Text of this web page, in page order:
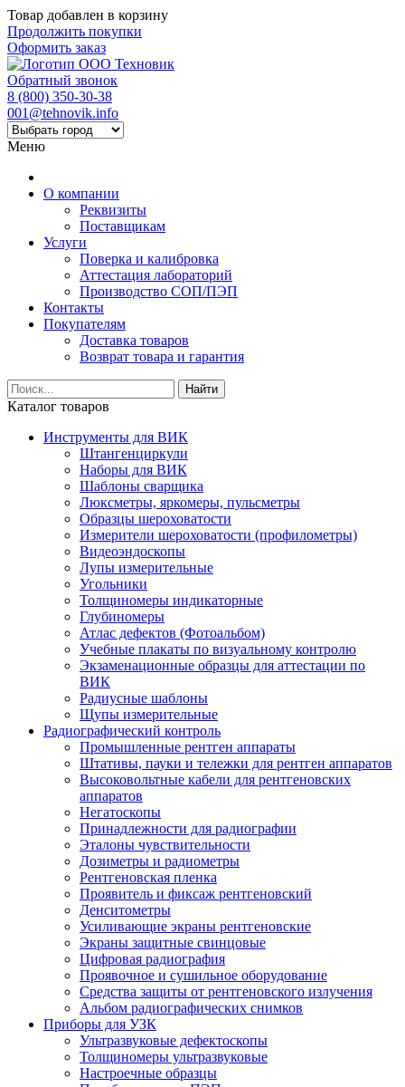
Товар добавлен в корзину
Продолжить покупки
Оформить заказ
Обратный звонок
8 (800) 350-30-38
001@tehnovik.info
Меню
О компании
Реквизиты
Поставщикам
Услуги
Поверка и калибровка
Аттестация лабораторий
Производство СОП/ПЭП
Контакты
Покупателям
Доставка товаров
Возврат товара и гарантия
Найти
Каталог товаров
Инструменты для ВИК
Штангенциркули
Наборы для ВИК
Шаблоны сварщика
Люксметры, яркомеры, пульсметры
Образцы шероховатости
Измерители шероховатости (профилометры)
Видеоэндоскопы
Лупы измерительные
Угольники
Толщиномеры индикаторные
Глубиномеры
Атлас дефектов (Фотоальбом)
Учебные плакаты по визуальному контролю
Экзаменационные образцы для аттестации по
ВИК
Радиусные шаблоны
Щупы измерительные
Радиографический контроль
Промышленные рентген аппараты
Штативы, пауки и тележки для рентген аппаратов
Высоковольтные кабели для рентгеновских
аппаратов
Негатоскопы
Принадлежности для радиографии
Эталоны чувствительности
Дозиметры и радиометры
Рентгеновская пленка
Проявитель и фиксаж рентгеновский
Денситометры
Усиливающие экраны рентгеновские
Экраны защитные свинцовые
Цифровая радиография
Проявочное и сушильное оборудование
Средства защиты от рентгеновского излучения
Альбом радиографических снимков
Приборы для УЗК
Ультразвуковые дефектоскопы
Толщиномеры ультразвуковые
Настроечные образцы